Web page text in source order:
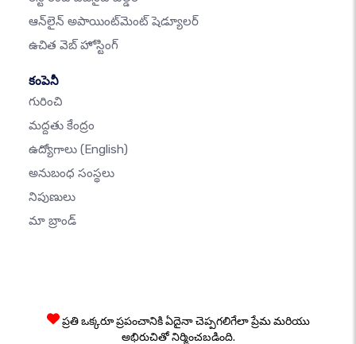
ఆన్‌లైన్ అపాయింట్‌మెంట్ షెడ్యూలర్
ఉచిత వెబ్ హోస్టింగ్
కంపెనీ
గురించి
మద్దతు కేంద్రం
ఉద్యోగాలు (English)
అనుబంధ సంస్థలు
నిపుణులు
మా బ్రాండ్
ప్రతి ఒక్కరూ ప్రపంచానికి ఏదైనా చెప్పగలిగేలా ప్రేమ మరియు
అభిరుచితో నిర్మించబడింది.